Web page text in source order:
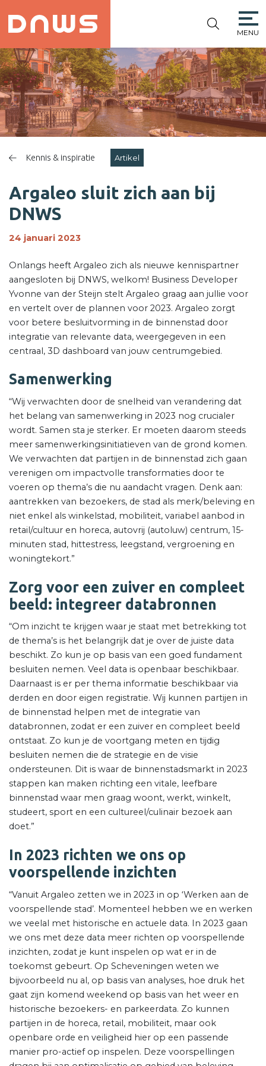
NIEUWE
WINKELSTRAAT
MENU
Kennis & inspiratie Artikel
Argaleo sluit zich aan bij
DNWS
24 januari 2023
Onlangs heeft Argaleo zich als nieuwe kennispartner
aangesloten bij DNWS, welkom! Business Developer
Yvonne van der Steijn stelt Argaleo graag aan jullie voor
en vertelt over de plannen voor 2023. Argaleo zorgt
voor betere besluitvorming in de binnenstad door
integratie van relevante data, weergegeven in een
centraal, 3D dashboard van jouw centrumgebied.
Samenwerking
“Wij verwachten door de snelheid van verandering dat
het belang van samenwerking in 2023 nog crucialer
wordt. Samen sta je sterker. Er moeten daarom steeds
meer samenwerkingsinitiatieven van de grond komen.
We verwachten dat partijen in de binnenstad zich gaan
verenigen om impactvolle transformaties door te
voeren op thema’s die nu aandacht vragen. Denk aan:
aantrekken van bezoekers, de stad als merk/beleving en
niet enkel als winkelstad, mobiliteit, variabel aanbod in
retail/cultuur en horeca, autovrij (autoluw) centrum, 15-
minuten stad, hittestress, leegstand, vergroening en
woningtekort.”
Zorg voor een zuiver en compleet
beeld: integreer databronnen
“Om inzicht te krijgen waar je staat met betrekking tot
de thema’s is het belangrijk dat je over de juiste data
beschikt. Zo kun je op basis van een goed fundament
besluiten nemen. Veel data is openbaar beschikbaar.
Daarnaast is er per thema informatie beschikbaar via
derden en door eigen registratie. Wij kunnen partijen in
de binnenstad helpen met de integratie van
databronnen, zodat er een zuiver en compleet beeld
ontstaat. Zo kun je de voortgang meten en tijdig
besluiten nemen die de strategie en de visie
ondersteunen. Dit is waar de binnenstadsmarkt in 2023
stappen kan maken richting een vitale, leefbare
binnenstad waar men graag woont, werkt, winkelt,
studeert, sport en een cultureel/culinair bezoek aan
doet.”
In 2023 richten we ons op
voorspellende inzichten
“Vanuit Argaleo zetten we in 2023 in op ‘Werken aan de
voorspellende stad’. Momenteel hebben we en werken
we veelal met historische en actuele data. In 2023 gaan
we ons met deze data meer richten op voorspellende
inzichten, zodat je kunt inspelen op wat er in de
toekomst gebeurt. Op Scheveningen weten we
bijvoorbeeld nu al, op basis van analyses, hoe druk het
gaat zijn komend weekend op basis van het weer en
historische bezoekers- en parkeerdata. Zo kunnen
partijen in de horeca, retail, mobiliteit, maar ook
openbare orde en veiligheid hier op een passende
manier pro-actief op inspelen. Deze voorspellingen